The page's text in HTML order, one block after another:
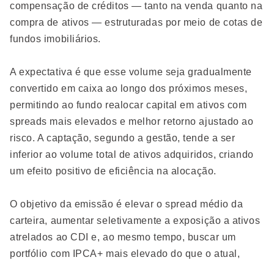
compensação de créditos — tanto na venda quanto na
compra de ativos — estruturadas por meio de cotas de
fundos imobiliários.
A expectativa é que esse volume seja gradualmente
convertido em caixa ao longo dos próximos meses,
permitindo ao fundo realocar capital em ativos com
spreads mais elevados e melhor retorno ajustado ao
risco. A captação, segundo a gestão, tende a ser
inferior ao volume total de ativos adquiridos, criando
um efeito positivo de eficiência na alocação.
O objetivo da emissão é elevar o spread médio da
carteira, aumentar seletivamente a exposição a ativos
atrelados ao CDI e, ao mesmo tempo, buscar um
portfólio com IPCA+ mais elevado do que o atual,